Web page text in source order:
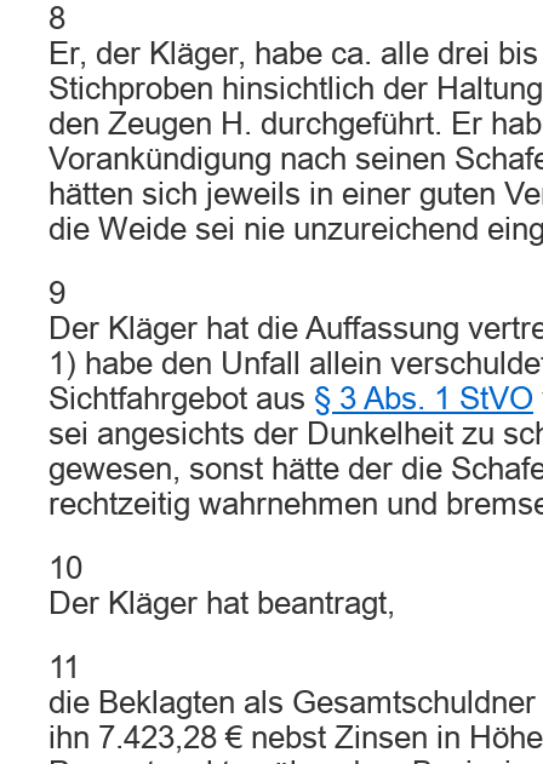
8
Er, der Kläger, habe ca. alle drei
Stichproben hinsichtlich der
den Zeugen H. durchgeführt. Er
Vorankündigung nach seinen
hätten sich jeweils in einer guten
die Weide sei nie unzureichend
9
Der Kläger hat die Auffassung
1) habe den Unfall allein
Sichtfahrgebot aus § 3 Abs. 1 StVO
sei angesichts der Dunkelheit zu
gewesen, sonst hätte der die
rechtzeitig wahrnehmen und
10
Der Kläger hat beantragt,
11
die Beklagten als
ihn 7.423,28 € nebst Zinsen in